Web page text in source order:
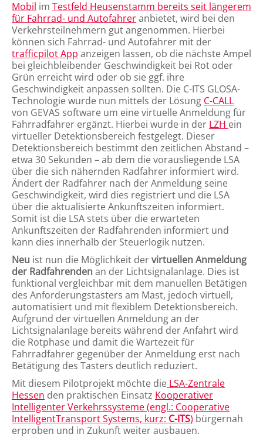
Mobil im Testfeld Heusenstamm bereits seit längerem
für Fahrrad- und Autofahreranbietet, wird bei den
Verkehrsteilnehmern gut angenommen. Hierbei
können sich Fahrrad- und Autofahrer mit der
trafficpilot App anzeigen lassen, ob die nächste Ampel
bei gleichbleibender Geschwindigkeit bei Rot oder
Grün erreicht wird oder ob sie ggf. ihre
Geschwindigkeit anpassen sollten. Die C-ITS GLOSA-
Technologie wurde nun mittels der Lösung C-CALL
von GEVAS software um eine virtuelle Anmeldung für
Fahrradfahrer ergänzt. Hierbei wurde in der LZH ein
virtueller Detektionsbereich festgelegt. Dieser
Detektionsbereich bestimmt den zeitlichen Abstand –
etwa 30 Sekunden – ab dem die vorausliegende LSA
über die sich nähernden Radfahrer informiert wird.
Ändert der Radfahrer nach der Anmeldung seine
Geschwindigkeit, wird dies registriert und die LSA
über die aktualisierte Ankunftszeiten informiert.
Somit ist die LSA stets über die erwarteten
Ankunftszeiten der Radfahrenden informiert und
kann dies innerhalb der Steuerlogik nutzen.
Neu ist nun die Möglichkeit dervirtuellen Anmeldung
der Radfahrendenan der Lichtsignalanlage. Dies ist
funktional vergleichbar mit dem manuellen Betätigen
des Anforderungstasters am Mast, jedoch virtuell,
automatisiert und mit flexiblem Detektionsbereich.
Aufgrund der virtuellen Anmeldung an der
Lichtsignalanlage bereits während der Anfahrt wird
die Rotphase und damit die Wartezeit für
Fahrradfahrer gegenüber der Anmeldung erst nach
Betätigung des Tasters deutlich reduziert.
Mit diesem Pilotprojekt möchte die LSA-Zentrale
Hessen den praktischen Einsatz Kooperativer
Intelligenter Verkehrssysteme (engl.: Cooperative
IntelligentTransport Systems, kurz: C-ITS) bürgernah
erproben und in Zukunft weiter ausbauen.